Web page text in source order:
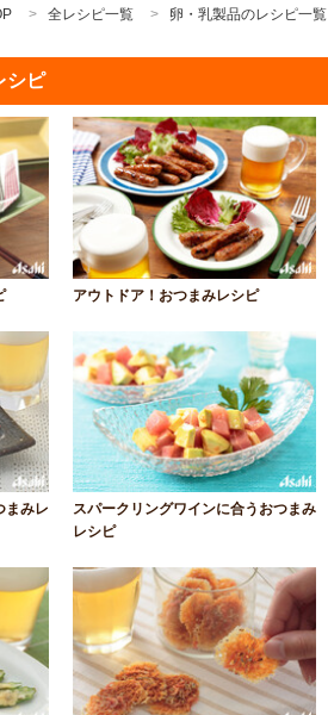
全レシピ一覧 卵・乳製品のレシピ一覧
シピ
アウトドア！おつまみレシピ
まみレ
スパークリングワインに合うおつまみ
レシピ